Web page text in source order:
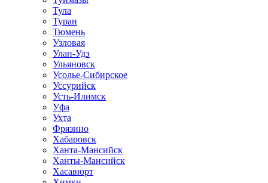
Тула
Туран
Тюмень
Узловая
Улан-Удэ
Ульяновск
Усолье-Сибирское
Уссурийск
Усть-Илимск
Уфа
Ухта
Фрязино
Хабаровск
Ханта-Мансийск
Ханты-Мансийск
Хасавюрт